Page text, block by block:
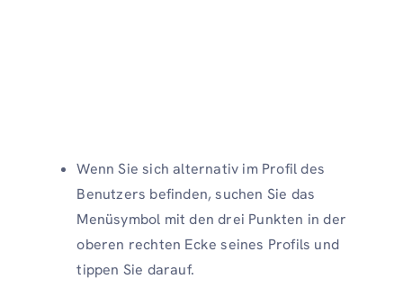
Wenn Sie sich alternativ im Profil des
Benutzers befinden, suchen Sie das
Menüsymbol mit den drei Punkten in der
oberen rechten Ecke seines Profils und
tippen Sie darauf.